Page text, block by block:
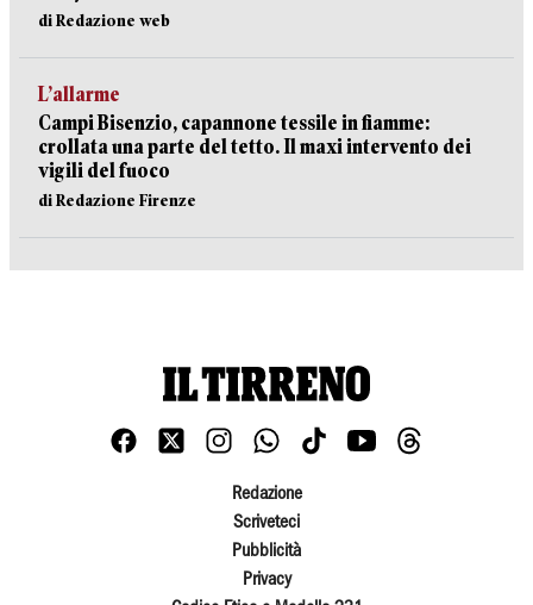
di Redazione web
L’allarme
Campi Bisenzio, capannone tessile in fiamme:
crollata una parte del tetto. Il maxi intervento dei
vigili del fuoco
di Redazione Firenze
Redazione
Scriveteci
Pubblicità
Privacy